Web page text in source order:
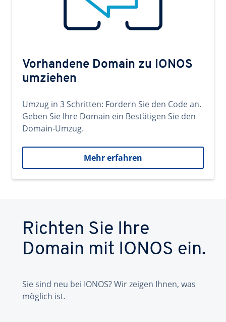
Vorhandene Domain zu IONOS
umziehen
Umzug in 3 Schritten: Fordern Sie den Code an.
Geben Sie Ihre Domain ein Bestätigen Sie den
Domain-Umzug.
Mehr erfahren
Richten Sie Ihre
Domain mit IONOS ein.
Sie sind neu bei IONOS? Wir zeigen Ihnen, was
möglich ist.